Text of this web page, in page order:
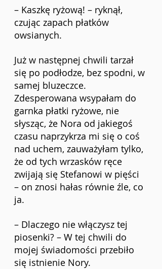
– Kaszkę ryżową! – ryknął,
czując zapach płatków
owsianych.
Już w następnej chwili tarzał
się po podłodze, bez spodni, w
samej bluzeczce.
Zdesperowana wsypałam do
garnka płatki ryżowe, nie
słysząc, że Nora od jakiegoś
czasu naprzykrza mi się o coś
nad uchem, zauważyłam tylko,
że od tych wrzasków ręce
zwijają się Stefanowi w pięści
– on znosi hałas równie źle, co
ja.
– Dlaczego nie włączysz tej
piosenki? – W tej chwili do
mojej świadomości przebiło
się istnienie Nory.